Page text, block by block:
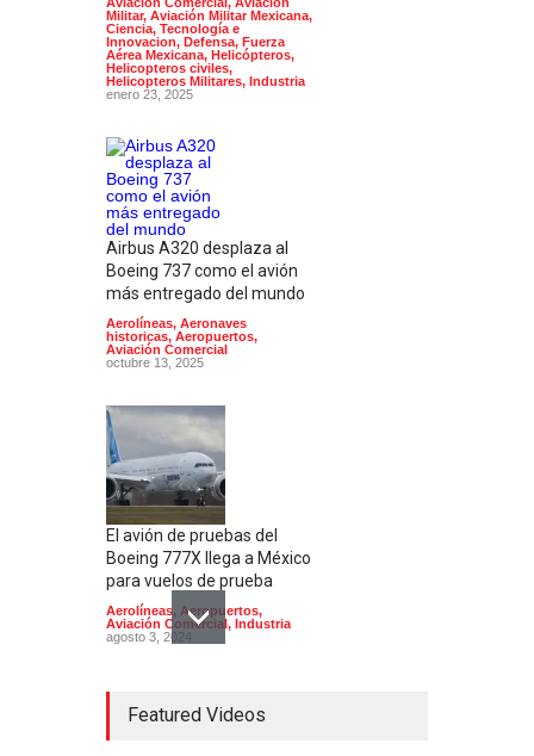
Militar, Aviación Militar Mexicana,
Ciencia, Tecnología e
Innovacion, Defensa, Fuerza
Aérea Mexicana, Helicópteros,
Helicopteros civiles,
Helicopteros Militares, Industria
enero 23, 2025
Airbus A320 desplaza al
Boeing 737 como el avión
más entregado del mundo
Aerolíneas, Aeronaves
historicas, Aeropuertos,
Aviación Comercial
octubre 13, 2025
El avión de pruebas del
Boeing 777X llega a México
para vuelos de prueba
Aerolíneas, Aeropuertos,
Aviación Comercial, Industria
agosto 3, 2024
Featured Videos